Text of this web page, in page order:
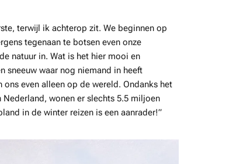
terwijl ik achterop zit. We beginnen op
tegenaan te botsen even onze
natuur in. Wat is het hier mooi en
waar nog niemand in heeft
ons even alleen op de wereld. Ondanks het
wonen er slechts 5.5 miljoen
in de winter reizen is een aanrader!”